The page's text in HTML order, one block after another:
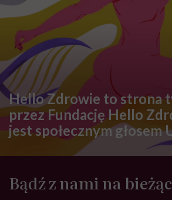
Hello Zdrowie to strona
przez Fundację Hello
jest społecznym głosem
Bądź z nami na